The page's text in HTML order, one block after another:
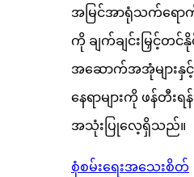
အမြင်အာရုံသက်ရေ
ကို ချက်ချင်းမြှင့်တင်
အဆောက်အအုံများနှင့်
နေရာများကို ဖန်တီ
အသုံးပြုလေ့ရှိသည်။
စုံစမ်းရေးအသေးစိတ်